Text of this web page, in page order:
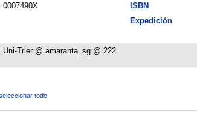
0007490X ISBN
Expedición
Uni-Trier @ amaranta_sg @ 222
todo